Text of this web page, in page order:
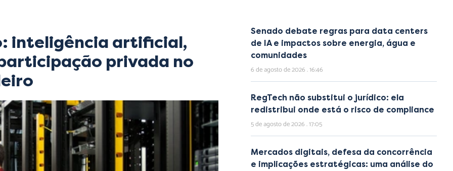
inteligência artificial,
privada no
Senado debate regras para data centers
de IA e impactos sobre energia, água e
comunidades
6 de agosto de 2026 16:46
RegTech não substitui o jurídico: ela
redistribui onde está o risco de compliance
5 de agosto de 2026 17:05
Mercados digitais, defesa da concorrência
e implicações estratégicas: uma análise do